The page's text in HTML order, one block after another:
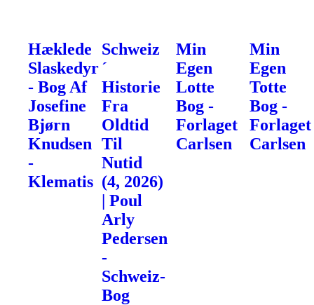
Hæklede
Slaskedyr
- Bog Af
Josefine
Bjørn
Knudsen
-
Klematis
Schweiz
´
Historie
Fra
Oldtid
Til
Nutid
(4, 2026)
| Poul
Arly
Pedersen
-
Schweiz-
Bog
Min
Egen
Lotte
Bog -
Forlaget
Carlsen
Min
Egen
Totte
Bog -
Forlaget
Carlsen